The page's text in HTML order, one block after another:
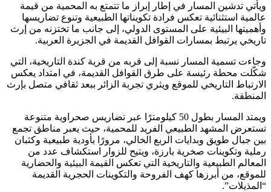
ويأتي تدشين المسار في إطار إبراز ما تتمتع به المحمية من قيمة
عالمية استثنائية تعكس فرادة تكويناتها الطبيعية وتنوع تضاريسها
وأهميتها البيئية على المستوى الدولي، إلى جانب ما تختزنه من إرث
تاريخي يرتبط بمسارات القوافل القديمة في الجزيرة العربية.
وجاءت تسمية المسار نسبة إلى قربه من قرية كندة التاريخية، التي
شكّلت محطة رئيسة على طرق القوافل القديمة، في امتداد يعكس
الارتباط التاريخي للموقع ويثري تجربة الزائر ببعد ثقافي متصل بإرث
المنطقة.
ويمتد المسار بطول 50 كيلومترًا عبر تضاريس صحراوية متنوعة
تستعرض المشهد الطبيعي الفريد للمحمية، حيث يعبر مناطق تجمع
بين جبال طويق وبدايات الربع الخالي، مرورًا بأودية طبيعية وكثبان
رملية وتكوينات صخرية بارزة، ويتيح للزوار استكشاف عدد من
المعالم الطبيعية والتاريخية التي تعكس القيمة البيئية والحضارية
للموقع، من أبرزها كهف الفروحة والتكوينات الحجرية القديمة
“المذيلات”.